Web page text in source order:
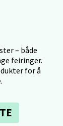
– både
feiringer.
for å